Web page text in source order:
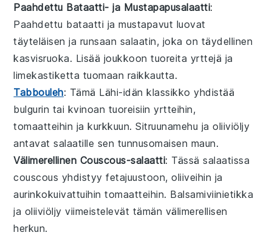
Paahdettu Bataatti- ja Mustapapusalaatti:
Paahdettu bataatti jamustapavut luovat
täyteläisen ja runsaan salaatin, joka on täydellinen
kasvisruoka. Lisää joukkoontuoreita yrttejä ja
limekastiketta tuomaan raikkautta.
Tabbouleh: Tämä Lähi-idän klassikko yhdistää
bulgurin tai kvinoan tuoreisiinyrtteihin,
tomaatteihin jakurkkuun.Sitruunamehu jaoliiviöljy
antavat salaatille sen tunnusomaisen maun.
Välimerellinen Couscous-salaatti: Tässä salaatissa
couscous yhdistyyfetajuustoon,oliiveihin ja
aurinkokuivattuihin tomaatteihin. Balsamiviinietikka
ja oliiviöljy viimeistelevät tämän välimerellisen
herkun.